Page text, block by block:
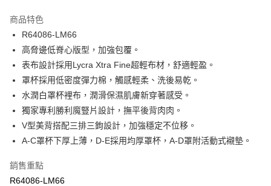
合作金庫商業銀行
華南商業銀行
上海商業儲蓄銀行
國泰世華商業銀行
兆豐國際商業銀行
臺灣中小企業銀行
台中商業銀行
匯豐（台灣）商業銀行
華泰商業銀行
聯邦商業銀行
遠東國際商業銀行
元大商業銀行
永豐商業銀行
玉山商業銀行
星展（台灣）商業銀行
台新國際商業銀行
中國信託商業銀行
LINE Pay
Apple Pay
悠遊付
AFTEE先享後付
【關於「AFTEE先享後付」】
AFTEE先享後付是「在收到商品之後才付款」的支付方式。 讓您購物簡單
ATM付款
商品特色
R64086-LM66
高脅邊低脊心版型，加強包覆。
表布設計採用Lycra Xtra Fine超輕布材，舒適輕盈。
罩杯採用低密度彈力棉，觸感輕柔、洗後易乾。
水潤白罩杯裡布，潤滑保濕肌膚新穿著感受。
獨家專利勝利魔豎片設計，撫平後背肉肉。
V型美背搭配三排三鉤設計，加強穩定不位移。
A-C罩杯下厚上薄，D-E採用均厚罩杯，A-D罩附活動式襯墊。
銷售重點
R64086-LM66